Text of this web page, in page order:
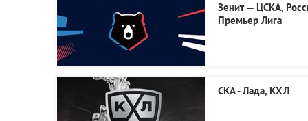
Зенит — ЦСКА,
Премьер Лига
СКА - Лада, КХЛ